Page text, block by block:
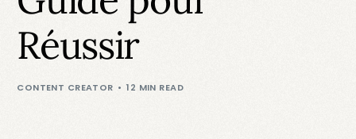
Réussir
CONTENT CREATOR 12 MIN READ